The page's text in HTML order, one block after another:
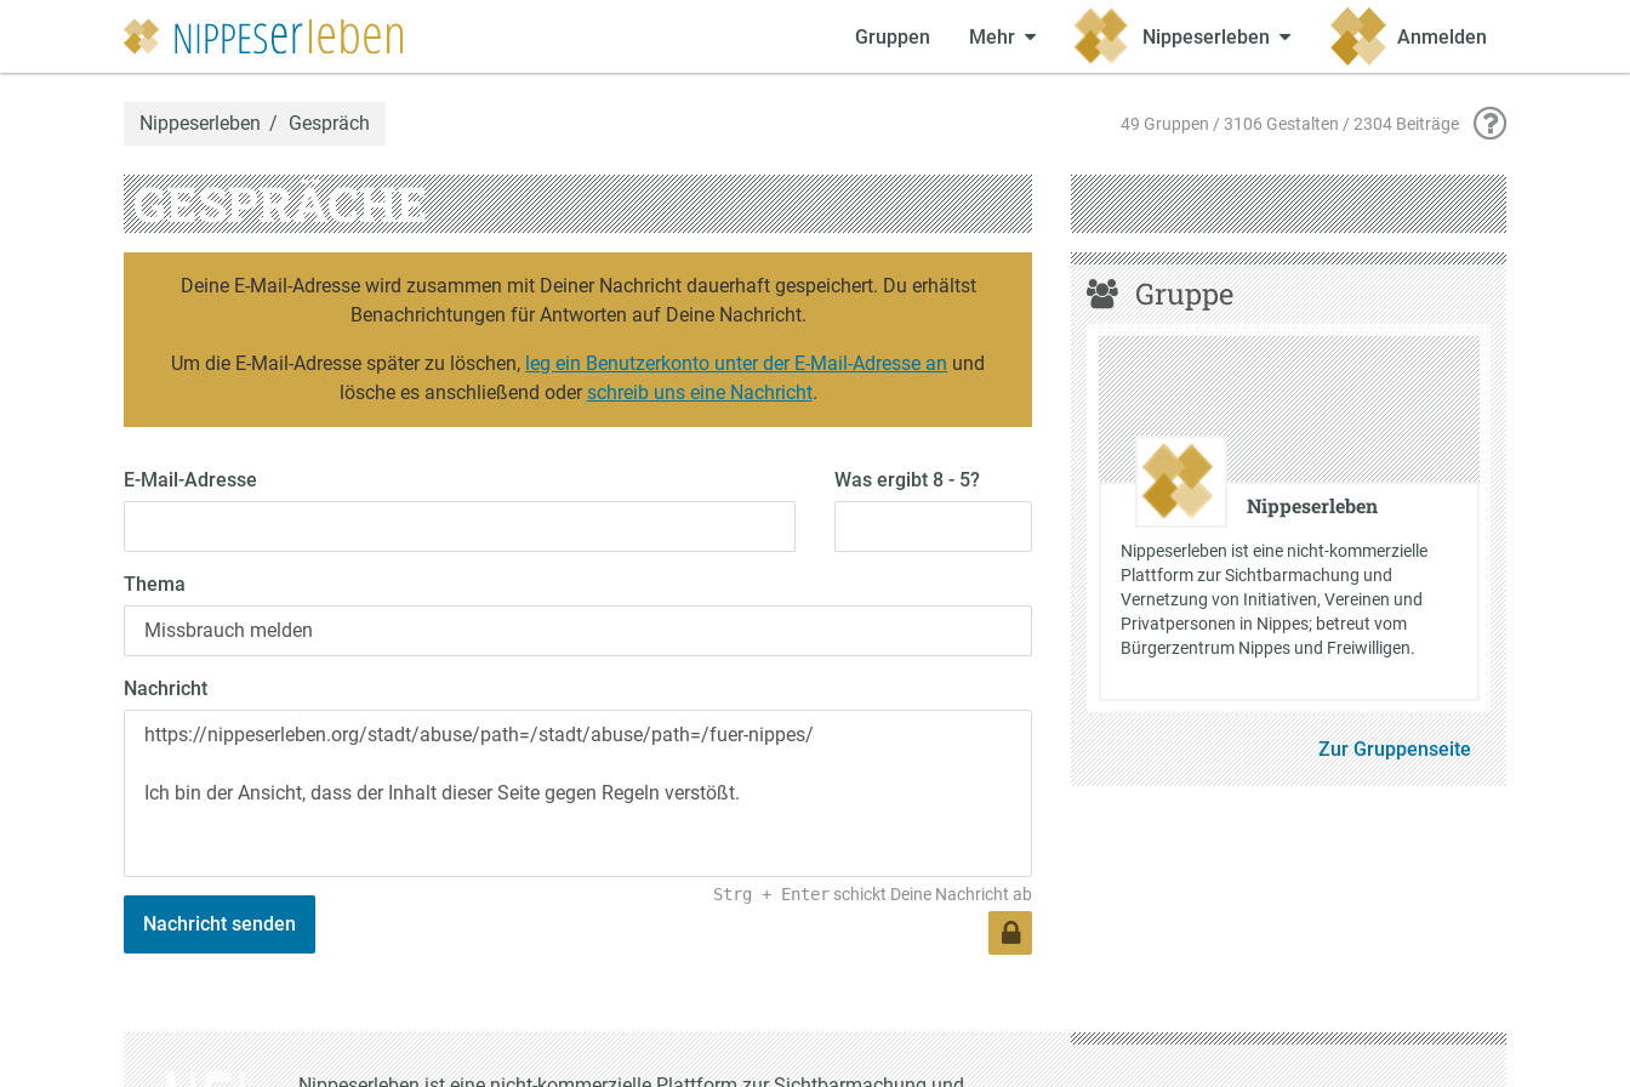
Gruppen Mehr Nippeserleben Anmelden
Nippeserleben Gespräch 49 Gruppen / 3106 Gestalten / 2304 Beiträge
GESPRÄCHE
Deine E-Mail-Adresse wird zusammen mit Deiner Nachricht dauerhaft gespeichert. Du erhältst
Benachrichtungen für Antworten auf Deine Nachricht.
Um die E-Mail-Adresse später zu löschen, leg ein Benutzerkonto unter der E-Mail-Adresse an und
lösche es anschließend oderschreib uns eine Nachricht.
E-Mail-Adresse Was ergibt 8 - 5?
Thema
Nachricht
Strg + Enter schickt Deine Nachricht ab
Nachricht senden
Gruppe
Nippeserleben
Nippeserleben ist eine nicht-kommerzielle
Plattform zur Sichtbarmachung und
Vernetzung von Initiativen, Vereinen und
Privatpersonen in Nippes; betreut vom
Bürgerzentrum Nippes und Freiwilligen.
Zur Gruppenseite